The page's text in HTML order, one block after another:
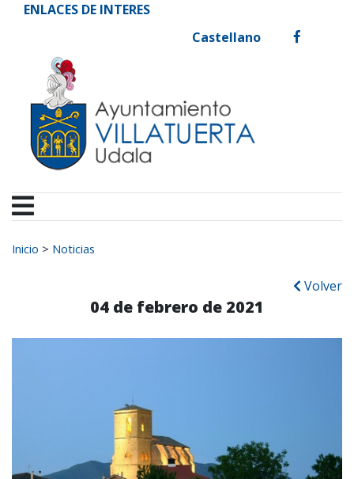
Ir al contenido
Ayuntamiento de
ENLACES DE INTERES
Castellano
facebook
Buscar:
Inicio > Noticias
Volver
04 de febrero de 2021